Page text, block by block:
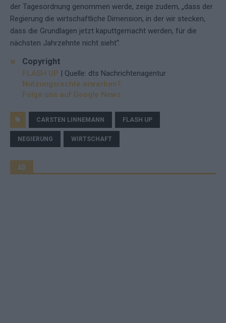
der Tagesordnung genommen werde, zeige zudem, „dass der
Regierung die wirtschaftliche Dimension, in der wir stecken,
dass die Grundlagen jetzt kaputtgemacht werden, für die
nächsten Jahrzehnte nicht sieht“.
Copyright
FLASH UP | Quelle: dts Nachrichtenagentur
Nutzungsrechte erwerben?
Folge uns auf Google News
CARSTEN LINNEMANN FLASH UP
NEGIERUNG WIRTSCHAFT
AD